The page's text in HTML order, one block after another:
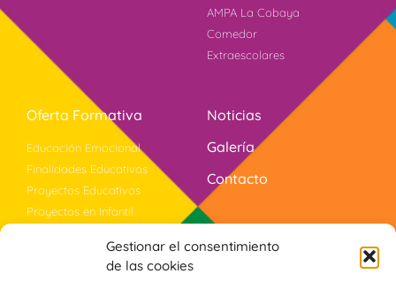
Gestionar el consentimiento
de las cookies
AMPA La Cobaya
Comedor
Extraescolares
Oferta Formativa
Educación Emocional
Finalidades Educativas
Proyectos Educativos
Proyectos en Infantil
Noticias
Galería
Contacto